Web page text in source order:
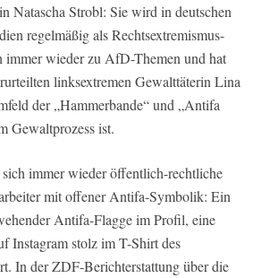
Natascha Strobl: Sie wird in deutschen
regelmäßig als Rechtsextremismus-
immer wieder zu AfD-Themen und hat
linksextremen Gewalttäterin Lina
der „Hammerbande“ und „Antifa
Gewaltprozess ist.
immer wieder öffentlich-rechtliche
mit offener Antifa-Symbolik: Ein
Antifa-Flagge im Profil, eine
Instagram stolz im T-Shirt des
In der ZDF-Berichterstattung über die